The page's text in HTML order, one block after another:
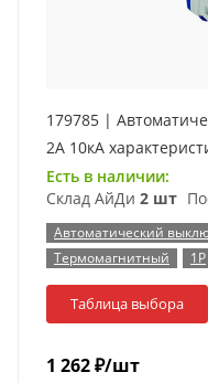
179785 |
2А 10кА
Есть в наличии:
Склад АйДи 2 шт
Автоматический
Термомагнитный
1P
Таблица выбора
1 262₽/шт